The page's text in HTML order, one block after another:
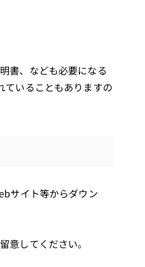
書、なども必要になる
ていることもありますの
サイト等からダウン
意してください。